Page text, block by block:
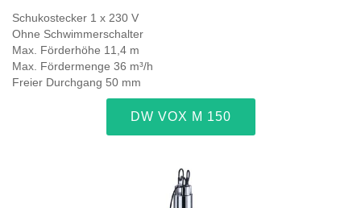
Schukostecker 1 x 230 V
Ohne Schwimmerschalter
Max. Förderhöhe 11,4 m
Max. Fördermenge 36 m³/h
Freier Durchgang 50 mm
DW VOX M 150